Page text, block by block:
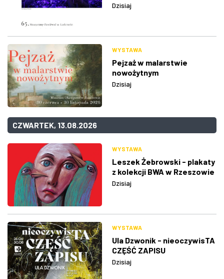
Dzisiaj
WYSTAWA
Pejzaż w malarstwie
nowożytnym
Dzisiaj
CZWARTEK, 13.08.2026
WYSTAWA
Leszek Żebrowski - plakaty
z kolekcji BWA w Rzeszowie
Dzisiaj
WYSTAWA
Ula Dzwonik - nieoczywisTA
CZĘŚĆ ZAPISU
Dzisiaj